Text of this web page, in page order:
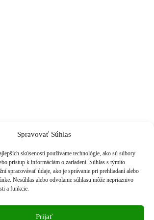
Spravovať Súhlas
skúseností používame technológie, ako sú súbory
prístup k informáciám o zariadení. Súhlas s týmito
spracovávať údaje, ako je správanie pri prehliadaní alebo
Nesúhlas alebo odvolanie súhlasu môže nepriaznivo
a funkcie.
Prijať